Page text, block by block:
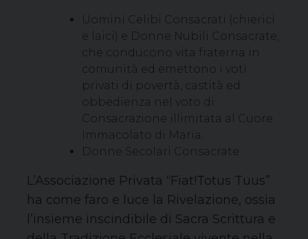
Uomini Celibi Consacrati (chierici
e laici) e Donne Nubili Consacrate,
che conducono vita fraterna in
comunità ed emettono i voti
privati di povertà, castità ed
obbedienza nel voto di
Consacrazione illimitata al Cuore
Immacolato di Maria;
Donne Secolari Consacrate.
L’Associazione Privata “Fiat!Totus Tuus”
ha come faro e luce la Rivelazione, ossia
l’insieme inscindibile di Sacra Scrittura e